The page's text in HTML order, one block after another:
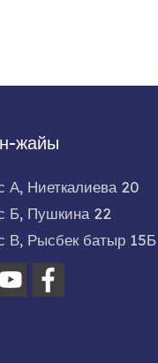
жайы
А, Ниеткалиева 20
Б, Пушкина 22
В, Рысбек батыр 15Б